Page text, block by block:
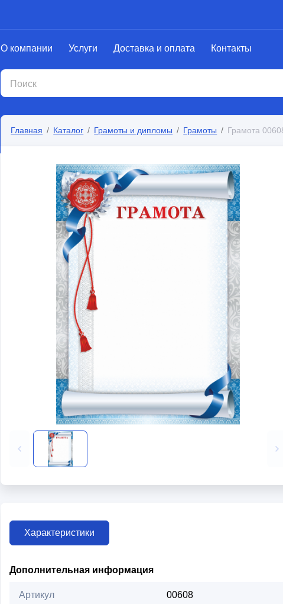
О компании Услуги Доставка и оплата Контакты
Главная Каталог Грамоты и дипломы Грамоты Грамота
Характеристики
Дополнительная информация
Артикул 00608